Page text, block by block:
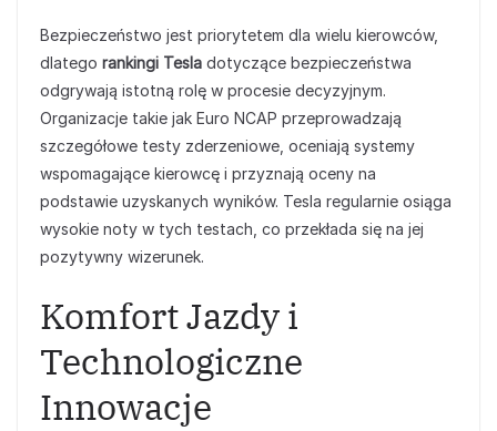
Bezpieczeństwo jest priorytetem dla wielu kierowców,
dlatego rankingi Tesla dotyczące bezpieczeństwa
odgrywają istotną rolę w procesie decyzyjnym.
Organizacje takie jak Euro NCAP przeprowadzają
szczegółowe testy zderzeniowe, oceniają systemy
wspomagające kierowcę i przyznają oceny na
podstawie uzyskanych wyników. Tesla regularnie osiąga
wysokie noty w tych testach, co przekłada się na jej
pozytywny wizerunek.
Komfort Jazdy i
Technologiczne
Innowacje